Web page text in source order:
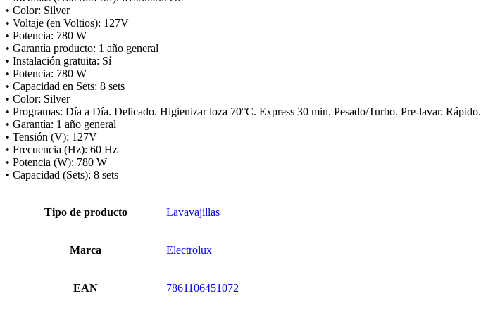
• Color: Silver
• Voltaje (en Voltios): 127V
• Potencia: 780 W
• Garantía producto: 1 año general
• Instalación gratuita: Sí
• Potencia: 780 W
• Capacidad en Sets: 8 sets
• Color: Silver
• Programas: Día a Día. Delicado. Higienizar loza 70°C. Express 30 min. Pesado/Turbo. Pre-lavar.
• Garantía: 1 año general
• Tensión (V): 127V
• Frecuencia (Hz): 60 Hz
• Potencia (W): 780 W
• Capacidad (Sets): 8 sets
Tipo de producto Lavavajillas
Marca Electrolux
EAN 7861106451072